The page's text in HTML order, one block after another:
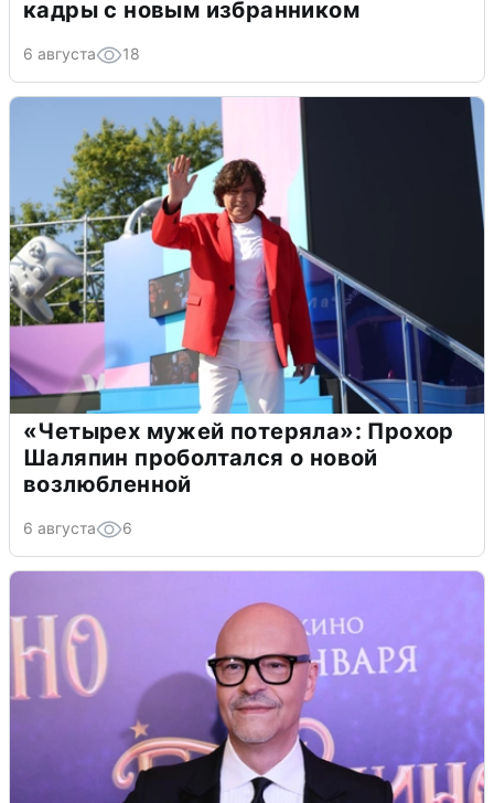
кадры с новым избранником
6 августа 18
«Четырех мужей потеряла»: Прохор
Шаляпин проболтался о новой
возлюбленной
6 августа 6